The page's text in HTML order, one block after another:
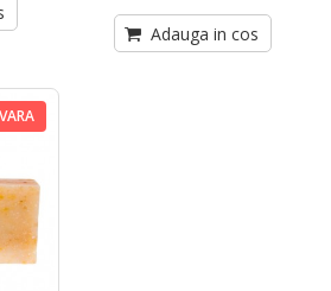
Adauga in cos